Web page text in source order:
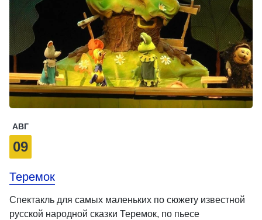
АВГ
09
Теремок
Спектакль для самых маленьких по сюжету известной
русской народной сказки Теремок, по пьесе